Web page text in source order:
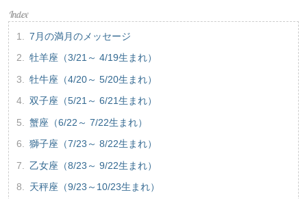
7月の満月のメッセージ
牡羊座（3/21～ 4/19生まれ）
牡牛座（4/20～ 5/20生まれ）
双子座（5/21～ 6/21生まれ）
蟹座（6/22～ 7/22生まれ）
獅子座（7/23～ 8/22生まれ）
乙女座（8/23～ 9/22生まれ）
天秤座（9/23～10/23生まれ）